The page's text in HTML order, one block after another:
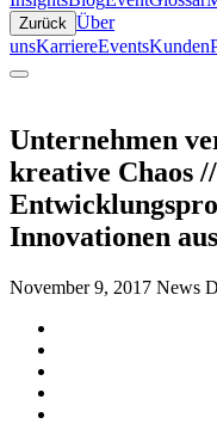
Zurück Über
unsKarriereEventsKunden
Unternehmen
kreative Chaos
Innovationen
November 9, 2017 News